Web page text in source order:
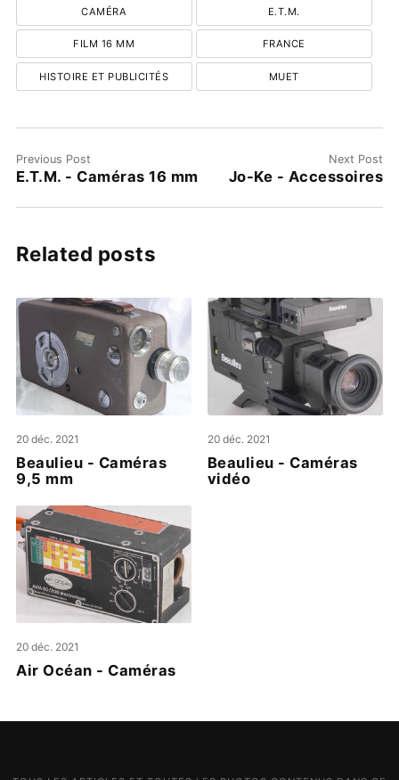
CAMÉRA E.T.M.
FILM 16 MM FRANCE
HISTOIRE ET PUBLICITÉS MUET
Previous Post
E.T.M. - Caméras 16 mm
Next Post
Jo-Ke - Accessoires
Related posts
20 déc. 2021
Beaulieu - Caméras
9,5 mm
20 déc. 2021
Beaulieu - Caméras
vidéo
20 déc. 2021
Air Océan - Caméras